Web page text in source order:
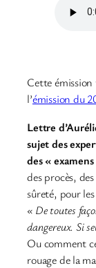
Cette
l’émission du
Lettre
sujet des
des «
des procès,
sûreté, pour
« De toutes
dangereux. Si
Ou comment
rouage de la